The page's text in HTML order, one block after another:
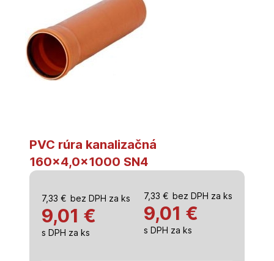
PVC rúra kanalizačná
160×4,0x1000 SN4
7,33 € bez DPH za ks
9,01 €
s DPH za ks
7,33 € bez DPH za ks
9,01 €
s DPH za ks